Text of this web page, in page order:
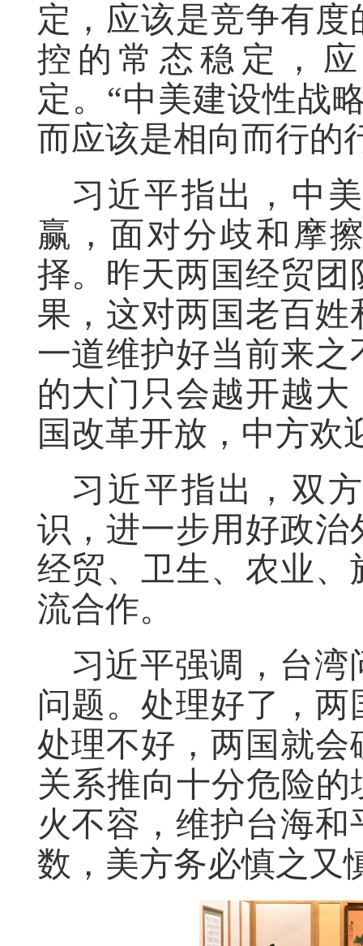
定，应该是竞争有
控的常态稳定，
定。“中美建设性战
而应该是相向而行的
习近平指出，中
赢，面对分歧和摩
择。昨天两国经贸
果，这对两国老百
一道维护好当前来
的大门只会越开越
国改革开放，中方欢
习近平指出，双
识，进一步用好政
经贸、卫生、农业
流合作。
习近平强调，台
问题。处理好了，
处理不好，两国就
关系推向十分危险
火不容，维护台海
数，美方务必慎之又